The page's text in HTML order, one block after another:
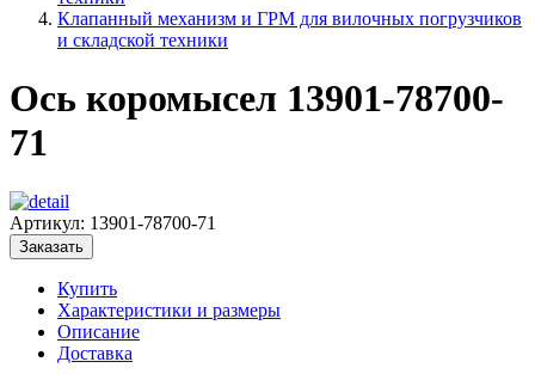
Клапанный механизм и ГРМ для вилочных погрузчиков
и складской техники
Ось коромысел 13901-78700-
71
Артикул: 13901-78700-71
Заказать
Купить
Характеристики и размеры
Описание
Доставка